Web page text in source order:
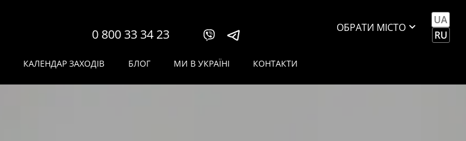
0 800 33 34 23
ОБРАТИ МІСТО
КИЇВ SKILINE
UA
RU
КАЛЕНДАР ЗАХОДІВ БЛОГ МИ В УКРАЇНІ КОНТАКТИ